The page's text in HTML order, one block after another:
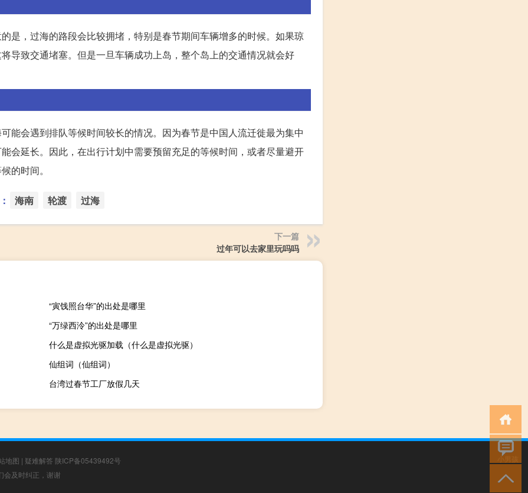
是，过海的路段会比较拥堵，特别是春节期间车辆增多的时候。如果琼
导致交通堵塞。但是一旦车辆成功上岛，整个岛上的交通情况就会好
能会遇到排队等候时间较长的情况。因为春节是中国人流迁徙最为集中
会延长。因此，在出行计划中需要预留充足的等候时间，或者尽量避开
的时间。
海南 轮渡 过海
下一篇
过年可以去家里玩吗吗
“寅饯照台华”的出处是哪里
“万绿西泠”的出处是哪里
什么是虚拟光驱加载（什么是虚拟光驱）
仙组词（仙组词）
台湾过春节工厂放假几天
地图 | 疑难解答 陕ICP备05439492号
会及时纠正，谢谢
小男孩